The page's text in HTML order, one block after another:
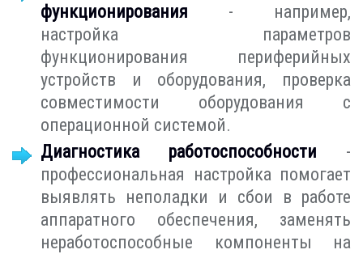
функционирования - например,
настройка параметров
функционирования периферийных
устройств и оборудования, проверка
совместимости оборудования с
операционной системой.
Диагностика работоспособности -
профессиональная настройка помогает
выявлять неполадки и сбои в работе
аппаратного обеспечения, заменять
неработоспособные компоненты на